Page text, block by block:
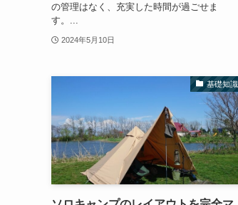
の管理はなく、充実した時間が過ごせま
す。...
2024年5月10日
基礎知識